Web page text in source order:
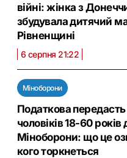
війні: жінка з
збудувала дитячий
Рівненщині
6 серпня 21:22
Міноборони
Податкова передасть
чоловіків 18-60 років
Міноборони: що це
кого торкнеться